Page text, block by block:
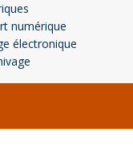
numérique
électronique